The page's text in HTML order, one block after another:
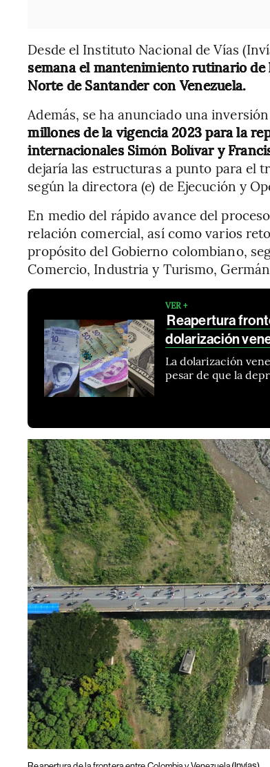
Desde el Instituto Nacional de Vías
semana el mantenimiento rutinario
Norte de Santander con Venezuela.
Además, se ha anunciado una
millones de la vigencia 2023 para la
internacionales Simón Bolívar y
dejaría las estructuras a punto para el
según la directora (e) de Ejecución y
En medio del rápido avance del
relación comercial, así como varios
propósito del Gobierno colombiano,
Comercio, Industria y Turismo,
VER +
Reapertura
dolarización
La dolarización
pesar de que la